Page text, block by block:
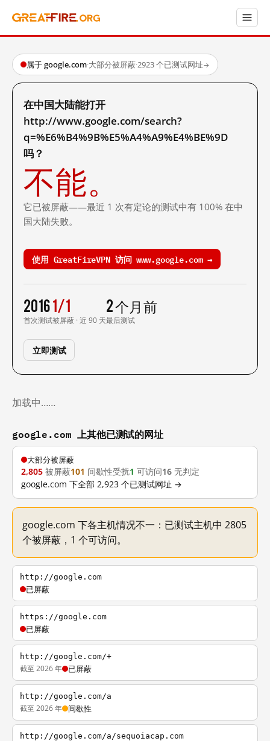
属于 google.com·大部分被屏蔽·2923 个已测试网址→
在中国大陆能打开
http://www.google.com/search?
q=%E6%B4%9B%E5%A4%A9%E4%BE%9D
吗？
不能。
它已被屏蔽——最近 1 次有定论的测试中有 100% 在中
国大陆失败。
使用 GreatFireVPN 访问 www.google.com →
2016
首次测试
1/1
被屏蔽 · 近 90 天
2 个月前
最后测试
立即测试
加载中……
google.com 上其他已测试的网址
大部分被屏蔽
2,805 被屏蔽101 间歇性受扰1 可访问16 无判定
google.com 下全部 2,923 个已测试网址 →
google.com 下各主机情况不一：已测试主机中 2805
个被屏蔽，1 个可访问。
http://google.com
已屏蔽
https://google.com
已屏蔽
http://google.com/+
截至 2026 年 已屏蔽
http://google.com/a
截至 2026 年 间歇性
http://google.com/a/sequoiacap.com